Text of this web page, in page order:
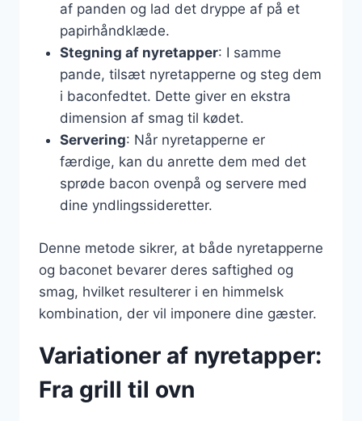
af panden og lad det dryppe af på et
papirhåndklæde.
Stegning af nyretapper: I samme
pande, tilsæt nyretapperne og steg dem
i baconfedtet. Dette giver en ekstra
dimension af smag til kødet.
Servering: Når nyretapperne er
færdige, kan du anrette dem med det
sprøde bacon ovenpå og servere med
dine yndlingssideretter.
Denne metode sikrer, at både nyretapperne
og baconet bevarer deres saftighed og
smag, hvilket resulterer i en himmelsk
kombination, der vil imponere dine gæster.
Variationer af nyretapper:
Fra grill til ovn